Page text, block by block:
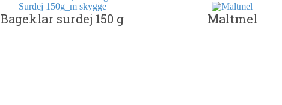
Bageklar surdej 150 g Maltmel